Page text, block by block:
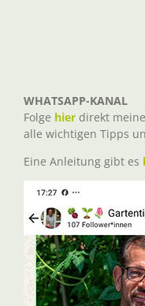
WHATSAPP-KANAL
Folge hier direkt
alle wichtigen Tipps
Eine Anleitung gibt es